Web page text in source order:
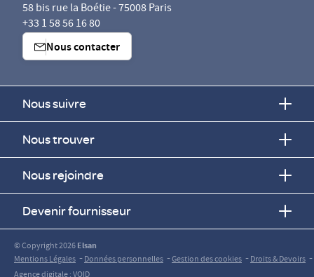
58 bis rue la Boétie - 75008 Paris
+33 1 58 56 16 80
Nous contacter
Nous suivre
Nous trouver
Nous rejoindre
Devenir fournisseur
© Copyright 2026Elsan
Mentions Légales -Données personnelles -Gestion des cookies -Droits & Devoirs -